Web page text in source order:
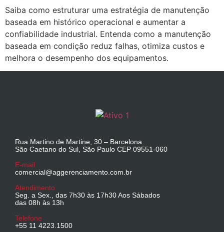
Saiba como estruturar uma estratégia de manutenção
baseada em histórico operacional e aumentar a
confiabilidade industrial. Entenda como a manutenção
baseada em condição reduz falhas, otimiza custos e
melhora o desempenho dos equipamentos.
Rua Martino de Martine, 30 – Barcelona
São Caetano do Sul, São Paulo CEP 09551-060
E-mail
comercial@aggerenciamento.com.br
Atendimento
Seg. a Sex., das 7h30 às 17h30 Aos Sábados
das 08h às 13h
Telefone
+55 11 4223.1500